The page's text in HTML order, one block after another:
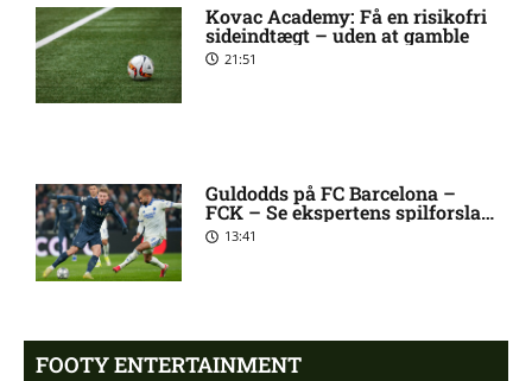
skader og karantæner
[2026/08/08]
1. Division – Aarhus Fremad
mod HB Køge: Optakt,
[2026/08/08]
Kovac Academy: Få en risikofri
sideindtægt – uden at gamble
21:51
Guldodds på FC Barcelona –
FCK – Se ekspertens spilforslag
her13:41
FOOTY ENTERTAINMENT